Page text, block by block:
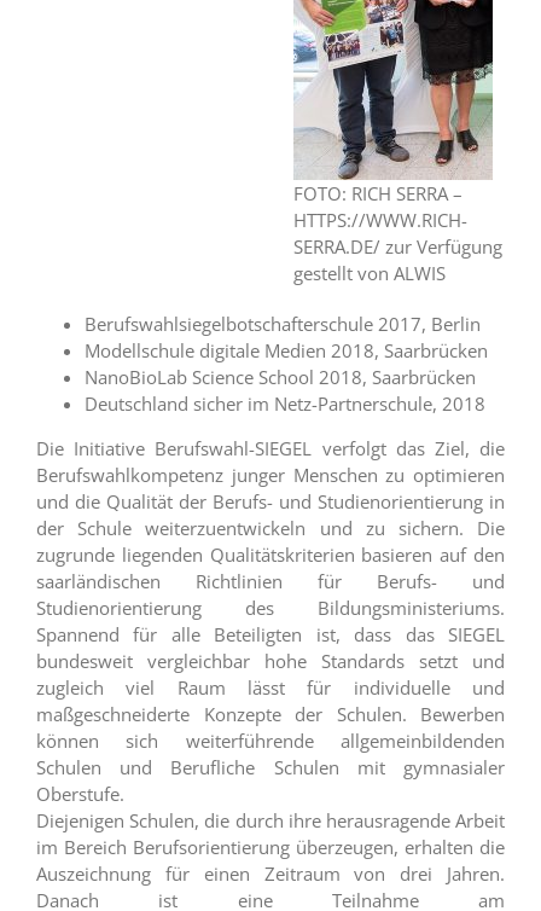
FOTO: RICH SERRA –
HTTPS://WWW.RICH-
SERRA.DE/ zur Verfügung
gestellt von ALWIS
Berufswahlsiegelbotschafterschule 2017, Berlin
Modellschule digitale Medien 2018, Saarbrücken
NanoBioLab Science School 2018, Saarbrücken
Deutschland sicher im Netz-Partnerschule, 2018
Die Initiative Berufswahl-SIEGEL verfolgt das Ziel, die
Berufswahlkompetenz junger Menschen zu optimieren
und die Qualität der Berufs- und Studienorientierung in
der Schule weiterzuentwickeln und zu sichern. Die
zugrunde liegenden Qualitätskriterien basieren auf den
saarländischen Richtlinien für Berufs- und
Studienorientierung des Bildungsministeriums.
Spannend für alle Beteiligten ist, dass das SIEGEL
bundesweit vergleichbar hohe Standards setzt und
zugleich viel Raum lässt für individuelle und
maßgeschneiderte Konzepte der Schulen. Bewerben
können sich weiterführende allgemeinbildenden
Schulen und Berufliche Schulen mit gymnasialer
Oberstufe.
Diejenigen Schulen, die durch ihre herausragende Arbeit
im Bereich Berufsorientierung überzeugen, erhalten die
Auszeichnung für einen Zeitraum von drei Jahren.
Danach ist eine Teilnahme am